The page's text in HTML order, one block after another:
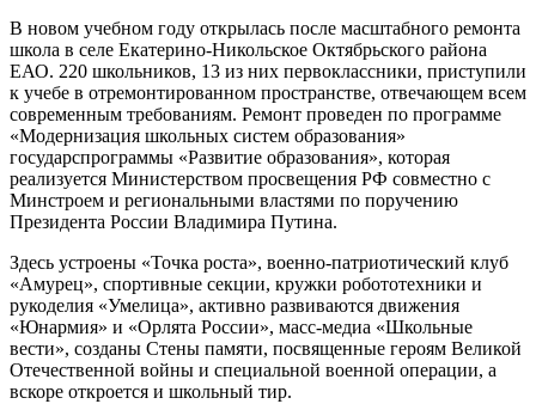
В новом учебном году открылась после масштабного ремонта
школа в селе Екатерино-Никольское Октябрьского района
ЕАО. 220 школьников, 13 из них первоклассники, приступили
к учебе в отремонтированном пространстве, отвечающем всем
современным требованиям. Ремонт проведен по программе
«Модернизация школьных систем образования»
государспрограммы «Развитие образования», которая
реализуется Министерством просвещения РФ совместно с
Минстроем и региональными властями по поручению
Президента России Владимира Путина.
Здесь устроены «Точка роста», военно-патриотический клуб
«Амурец», спортивные секции, кружки робототехники и
рукоделия «Умелица», активно развиваются движения
«Юнармия» и «Орлята России», масс-медиа «Школьные
вести», созданы Стены памяти, посвященные героям Великой
Отечественной войны и специальной военной операции, а
вскоре откроется и школьный тир.